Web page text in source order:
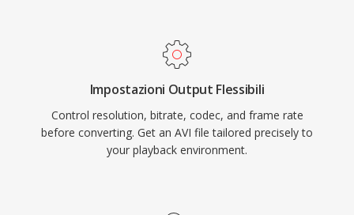
multimediali più universalmente riconosciuti ed
multimediali e strumenti di editing su tutti i
principali sistemi operativi.
Impostazioni Output Flessibili
Control resolution, bitrate, codec, and frame rate
before converting. Get an AVI file tailored precisely to
your playback environment.